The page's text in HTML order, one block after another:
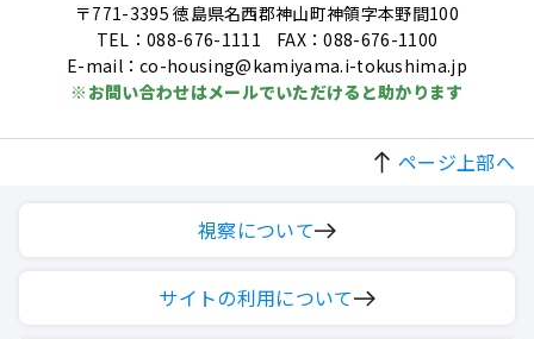
〒771-3395 徳島県名西郡神山町神領字本野間100
TEL：088-676-1111
FAX：088-676-1100
E-mail：co-housing@kamiyama.i-tokushima.jp
※お問い合わせはメールでいただけると助かります
ページ上部へ
視察について
サイトの利用について